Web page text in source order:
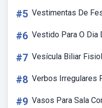
#5 Vestimentas De
#6 Vestido Para O Dia
#7 Vesícula Biliar
#8 Verbos Irregulares
#9 Vasos Para Sala